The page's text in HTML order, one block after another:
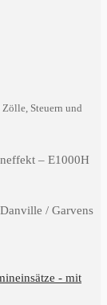
Steuern und
– E1000H
/ Garvens
- mit